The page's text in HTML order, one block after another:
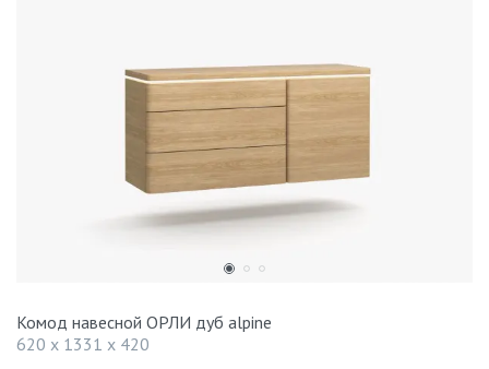
Комод навесной ОРЛИ дуб alpine
620 x 1331 x 420